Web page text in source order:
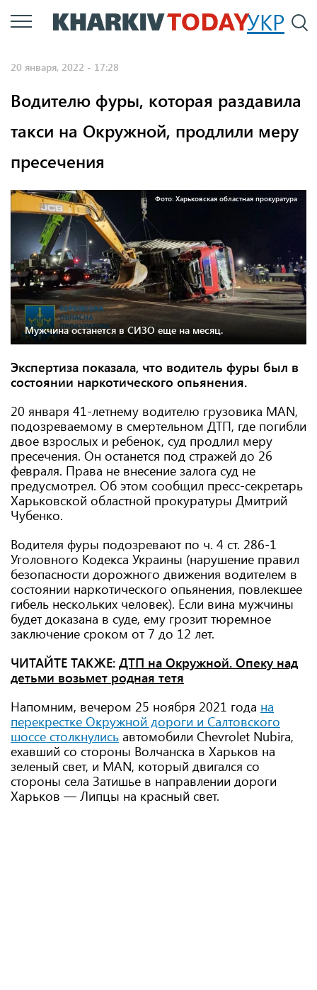
Перейти
к
УКР
20 января, 2022 - 17:28
Водителю фуры, которая раздавила
такси на Окружной, продлили меру
пресечения
Фото: Харьковская областная прокуратура
Мужчина останется в СИЗО еще на месяц.
Экспертиза показала, что водитель фуры был в
состоянии наркотического опьянения.
20 января 41-летнему водителю грузовика MAN,
подозреваемому в смертельном ДТП, где погибли
двое взрослых и ребенок, суд продлил меру
пресечения. Он останется под стражей до 26
февраля. Права не внесение залога суд не
предусмотрел. Об этом сообщил пресс-секретарь
Харьковской областной прокуратуры Дмитрий
Чубенко.
Водителя фуры подозревают по ч. 4 ст. 286-1
Уголовного Кодекса Украины (нарушение правил
безопасности дорожного движения водителем в
состоянии наркотического опьянения, повлекшее
гибель нескольких человек). Если вина мужчины
будет доказана в суде, ему грозит тюремное
заключение сроком от 7 до 12 лет.
ЧИТАЙТЕ ТАКЖЕ: ДТП на Окружной. Опеку над
детьми возьмет родная тетя
Напомним, вечером 25 ноября 2021 года на
перекрестке Окружной дороги и Салтовского
шоссе столкнулись автомобили Chevrolet Nubira,
ехавший со стороны Волчанска в Харьков на
зеленый свет, и MAN, который двигался со
стороны села Затишье в направлении дороги
Харьков — Липцы на красный свет.